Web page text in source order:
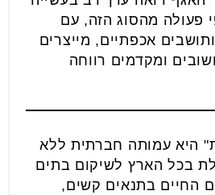
פעולה מהסוג הזה, עם
אכפתיים, מייצרים
ומקדמים רווחה
היא עמותה חברתית ללא
בכל הארץ לשיקום בתים
החיים בתנאים קשים,